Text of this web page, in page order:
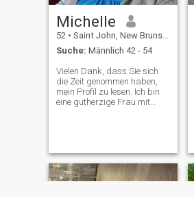
Michelle
52 • Saint John, New Brunswick, Kanada
Suche: Männlich 42 - 54
Vielen Dank, dass Sie sich
die Zeit genommen haben,
mein Profil zu lesen. Ich bin
eine gutherzige Frau mit
viel mehr. Ich halte gerne die
Hände und verbringe Zeit mit
meinem Partner. Wenn Sie
mehr wissen möchten txt